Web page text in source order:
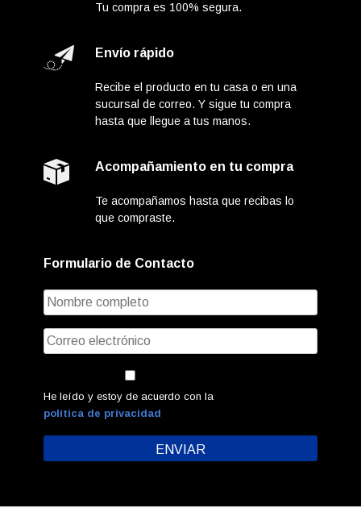
Tu compra es 100% segura.
Envío rápido
Recibe el producto en tu casa o en una
sucursal de correo. Y sigue tu compra
hasta que llegue a tus manos.
Acompañamiento en tu compra
Te acompañamos hasta que recibas lo
que compraste.
Formulario de Contacto
He leído y estoy de acuerdo con la
política de privacidad